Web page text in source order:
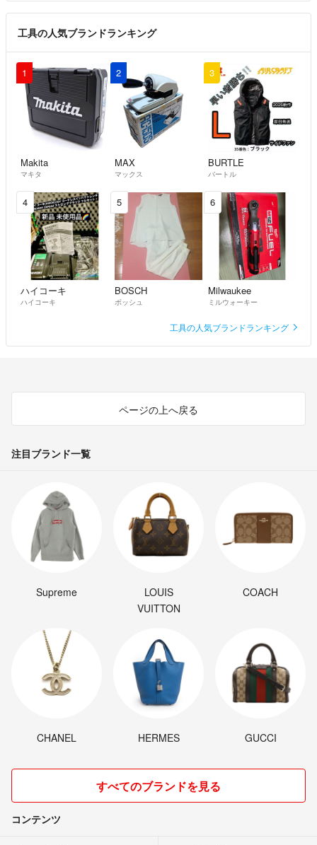
工具の人気ブランドランキング
1
Makita
マキタ
2
MAX
マックス
3
BURTLE
バートル
4
ハイコーキ
ハイコーキ
5
BOSCH
ボッシュ
6
Milwaukee
ミルウォーキー
工具の人気ブランドランキング
ページの上へ戻る
注目ブランド一覧
Supreme
LOUIS
VUITTON
COACH
CHANEL HERMES GUCCI
すべてのブランドを見る
コンテンツ